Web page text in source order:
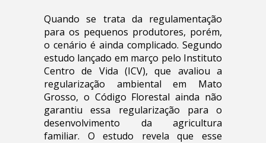
Quando se trata da regulamentação
para os pequenos produtores, porém,
o cenário é ainda complicado. Segundo
estudo lançado em março pelo Instituto
Centro de Vida (ICV), que avaliou a
regularização ambiental em Mato
Grosso, o Código Florestal ainda não
garantiu essa regularização para o
desenvolvimento da agricultura
familiar. O estudo revela que esse